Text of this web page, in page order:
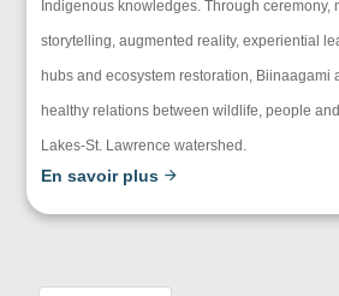
Indigenous knowledges. Through ceremony,
storytelling, augmented reality, experiential
hubs and ecosystem restoration, Biinaagami
healthy relations between wildlife, people
Lakes-St. Lawrence watershed.
En savoir plus